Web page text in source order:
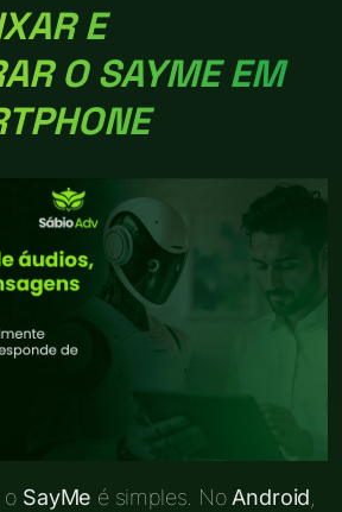
E
O SAYME EM
o SayMe é simples. NoAndroid,